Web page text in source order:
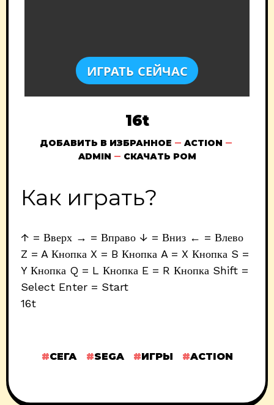
ИГРАТЬ СЕЙЧАС
16t
ДОБАВИТЬ В ИЗБРАННОЕ
ACTION
ADMIN
СКАЧАТЬ РОМ
Как играть?
↑ = Вверх → = Вправо ↓ = Вниз ← = Влево
Z = A Кнопка X = B Кнопка A = X Кнопка S =
Y Кнопка Q = L Кнопка E = R Кнопка Shift =
Select Enter = Start
16t
СЕГА SEGA ИГРЫ ACTION